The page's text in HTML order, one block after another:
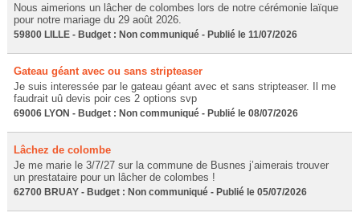
Nous aimerions un lâcher de colombes lors de notre cérémonie laïque
pour notre mariage du 29 août 2026.
59800 LILLE - Budget : Non communiqué - Publié le 11/07/2026
Gateau géant avec ou sans stripteaser
Je suis interessée par le gateau géant avec et sans stripteaser. Il me
faudrait uû devis poir ces 2 options svp
69006 LYON - Budget : Non communiqué - Publié le 08/07/2026
Lâchez de colombe
Je me marie le 3/7/27 sur la commune de Busnes j’aimerais trouver
un prestataire pour un lâcher de colombes !
62700 BRUAY - Budget : Non communiqué - Publié le 05/07/2026